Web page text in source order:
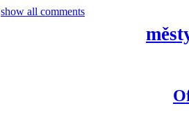
show all comments